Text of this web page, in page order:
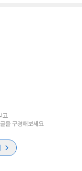
고
을 구경해보세요